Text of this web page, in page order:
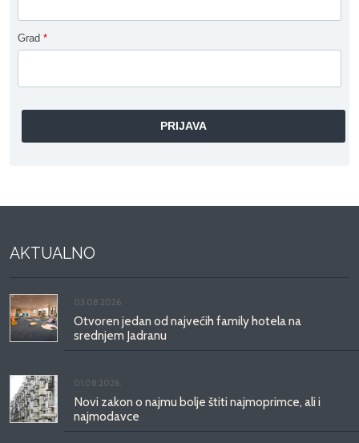
Grad *
AKTUALNO
03.08.2026.
Otvoren jedan od najvećih family hotela na
srednjem Jadranu
01.08.2026.
Novi zakon o najmu bolje štiti najmoprimce, ali i
najmodavce